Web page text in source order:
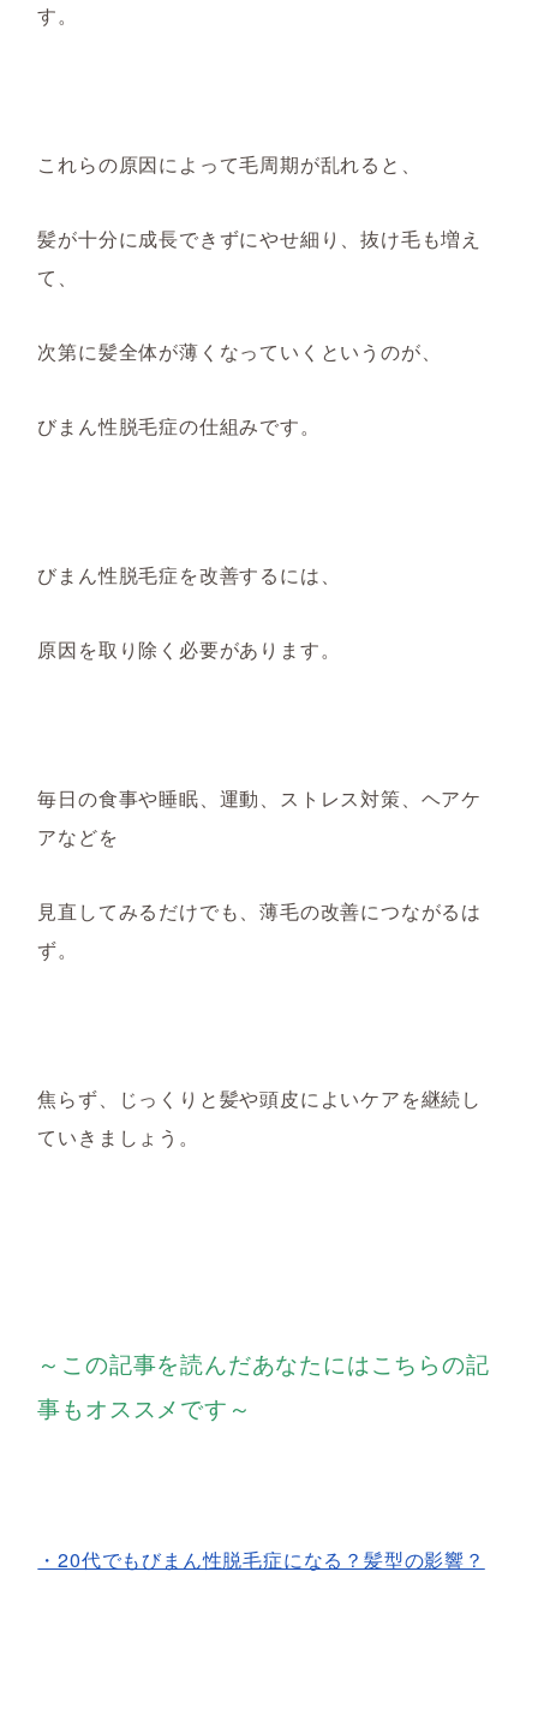
す。
これらの原因によって毛周期が乱れると、
髪が十分に成長できずにやせ細 り、抜け毛も増え
て、
次第に髪全体が薄くなっていくというのが、
びまん性脱毛症の仕組みです。
びまん性脱毛症を改善するには、
原因を取り除く必要があります。
毎日の食事や睡眠、運動、 ストレス対策、 ヘアケ
アなどを
見直してみるだけでも、薄毛の改善につながるは
ず。
焦らず、じっくりと髪や頭皮によいケアを継続し
ていきましょう。
～この記事を読んだあなたにはこちらの記
事もオススメです～
・20代でもびまん性脱毛症になる？髪型の影響？